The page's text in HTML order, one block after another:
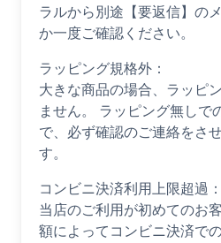
ラルから別途【要返信】の
か一度ご確認ください。
ラッピング規格外：
大きな商品の場合、ラッピ
ません。 ラッピング無しで
で、必ず確認のご連絡をさ
す。
コンビニ決済利用上限超過：
当店のご利用が初めてのお
額によってコンビニ決済で